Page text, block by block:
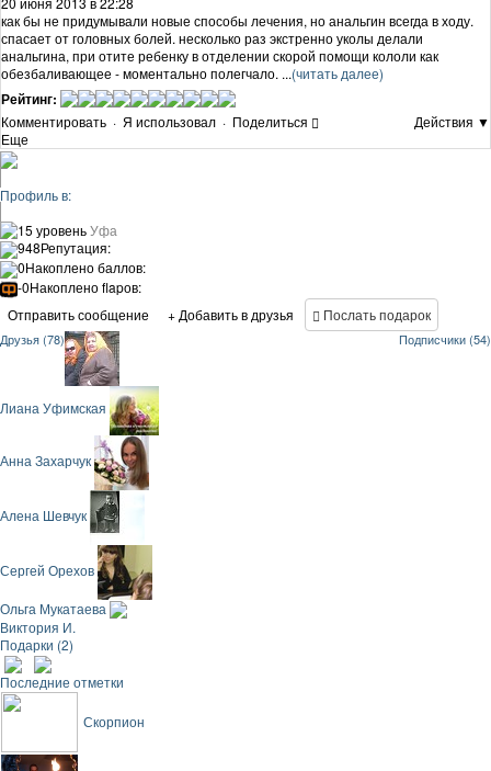
как бы не придумывали новые способы лечения, но анальгин всегда в ходу.
спасает от головных болей. несколько раз экстренно уколы делали
анальгина, при отите ребенку в отделении скорой помощи кололи как
обезбаливающее - моментально полегчало. ...(читать далее)
Рейтинг:
Комментировать · Я использовал · Поделиться
Действия ▼
Еще
Профиль в:
15 уровеньУфа
948Репутация:
0Накоплено баллов:
-0Накоплено flapов:
Отправить сообщение
+ Добавить в друзья Послать подарок
Друзья (78) Подписчики (54)
Лиана Уфимская
Анна Захарчук
Алена Шевчук
Сергей Орехов
Ольга Мукатаева
Виктория И.
Подарки (2)
Последние отметки
Скорпион